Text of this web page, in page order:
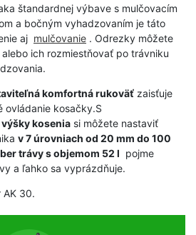
štandardnej výbave s mulčovacím
a bočným vyhadzovaním je táto
aj mulčovanie . Odrezky môžete
ich rozmiestňovať po trávniku
komfortná rukoväť zaisťuje
ovládanie kosačky.S
kosenia si môžete nastaviť
v 7 úrovniach od 20 mm do 100
trávy s objemom 52 l pojme
a ľahko sa vyprázdňuje.
AK 30.